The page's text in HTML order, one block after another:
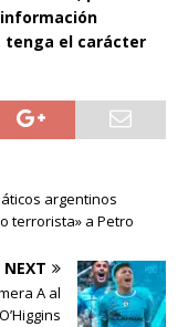
tenga el carácter
argentinos
terrorista» a Petro
NEXT
A al